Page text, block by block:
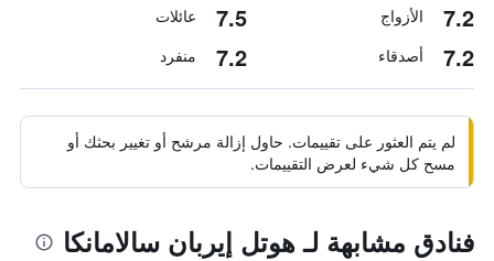
7.2 الأزواج 7.5 عائلات
7.2 أصدقاء 7.2 منفرد
لم يتم العثور على تقييمات. حاول إزالة مرشح أو تغيير بحثك أو
مسح كل شيء لعرض التقييمات.
فنادق مشابهة لـ هوتل إيربان سالامانكا